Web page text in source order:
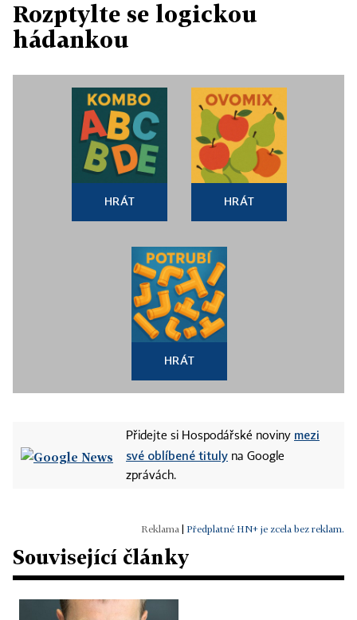
Rozptylte se logickou
hádankou
HRÁT HRÁT
HRÁT
Přidejte si Hospodářské noviny mezi
své oblíbené tituly na Google
zprávách.
Předplatné HN+ je zcela bez reklam.
Související články